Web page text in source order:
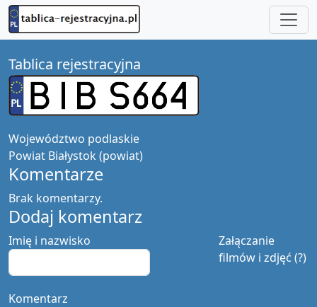
Tablica rejestracyjna
Województwo podlaskie
Powiat Białystok (powiat)
Komentarze
Brak komentarzy.
Dodaj komentarz
Załączanie
filmów i zdjęć (?)
Imię i nazwisko
Komentarz